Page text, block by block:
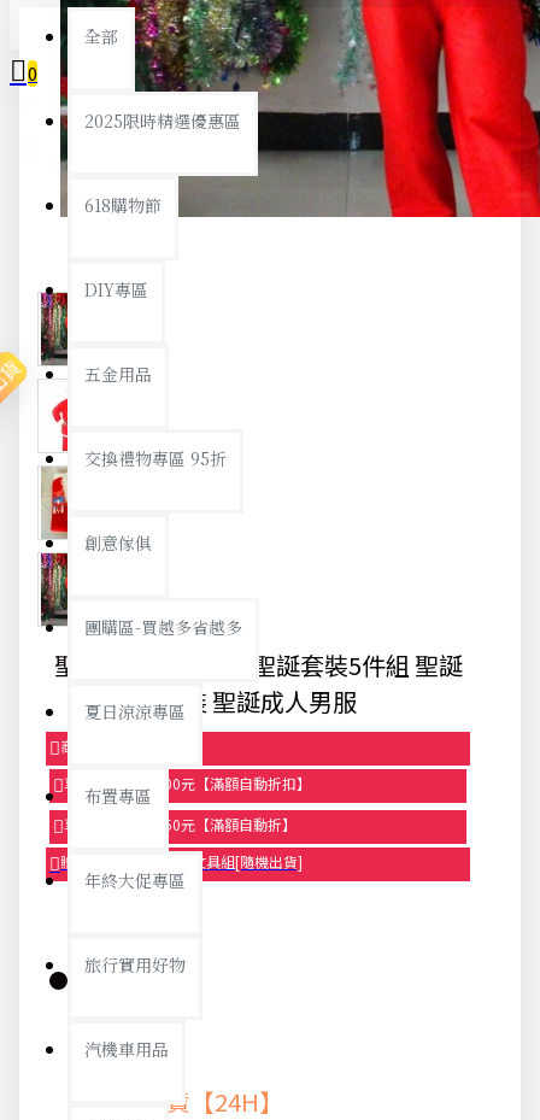
全部
2025限時精選優惠區
618購物節
DIY專區
五金用品
交換禮物專區 95折
創意傢俱
團購區-買越多省越多
夏日涼涼專區
布置專區
年終大促專區
旅行實用好物
汽機車用品
0
您的購物車內沒有商品！
聖誕老人裝扮衣服 聖誕套裝5件組 聖誕
服裝 聖誕成人男服
商品95折【今日限定】
享滿1000元折100元【滿額自動折扣】
享滿2000元折250元【滿額自動折】
贈品-滿899送色鉛筆文具組[隨機出貨]
庫存:
快速出貨【24H】